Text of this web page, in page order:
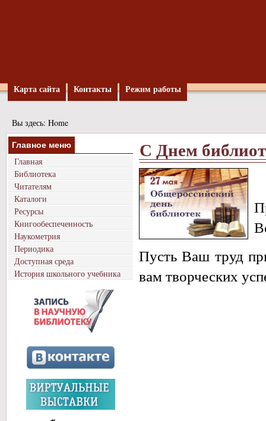
Карта сайта Контакты Режим работы
Вы здесь: Home
Главное меню
Главная
Библиотека
Читателям
Каталоги
Ресурсы
Книгообеспеченность
Наукометрия
Периодика
Доступная среда
История школьного учебника
С Днем
Пусть Ваш труд
вам творческих